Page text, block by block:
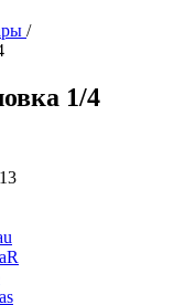
/
1/4